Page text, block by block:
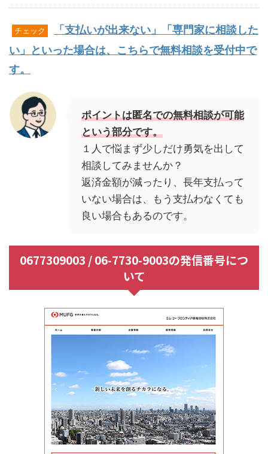
チェック
「支払いが出来ない」「専門家に相談した
い」といった場合は、こちらで無料相談を受付中で
す。
ポイントは匿名での無料相談が可能
という部分です。
１人で悩まず少しだけ勇気を出して
相談してみませんか？
返済金額が減ったり、長年支払って
いない場合は、もう支払わなくても
良い場合もあるのです。
0677309003 / 06-7730-9003の発信番号につ
いて